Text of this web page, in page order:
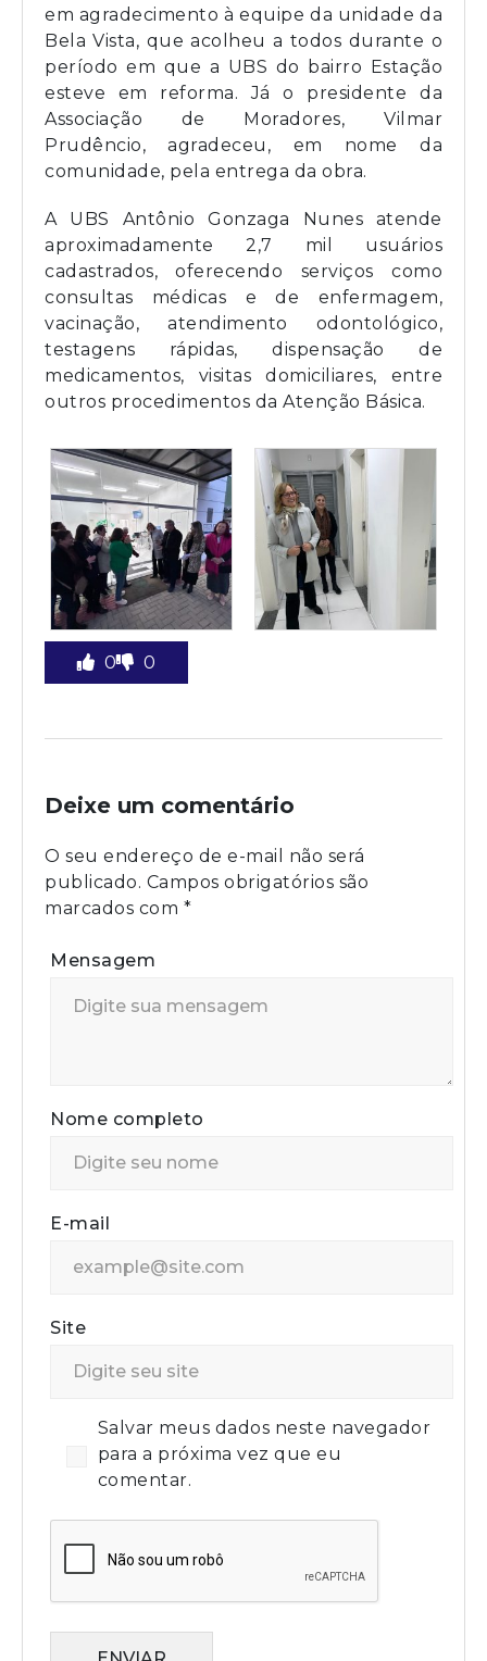
em agradecimento à equipe da unidade da
Bela Vista, que acolheu a todos durante o
período em que a UBS do bairro Estação
esteve em reforma. Já o presidente da
Associação de Moradores, Vilmar
Prudêncio, agradeceu, em nome da
comunidade, pela entrega da obra.
A UBS Antônio Gonzaga Nunes atende
aproximadamente 2,7 mil usuários
cadastrados, oferecendo serviços como
consultas médicas e de enfermagem,
vacinação, atendimento odontológico,
testagens rápidas, dispensação de
medicamentos, visitas domiciliares, entre
outros procedimentos da Atenção Básica.
0 0
Deixe um comentário
O seu endereço de e-mail não será
publicado. Campos obrigatórios são
marcados com *
Mensagem
Nome completo
E-mail
Site
Salvar meus dados neste navegador
para a próxima vez que eu
comentar.